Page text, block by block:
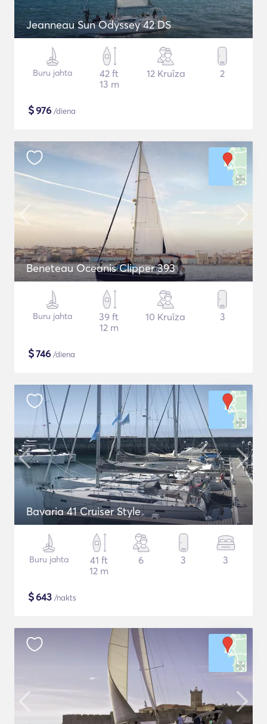
Jeanneau Sun Odyssey 42 DS
Buru jahta
42 ft
13 m
12 Kruīza 2
$976 /diena
Beneteau Oceanis Clipper 393
Buru jahta
39 ft
12 m
10 Kruīza 3
$746 /diena
Bavaria 41 Cruiser Style
Buru jahta
41 ft
12 m
6 3 3
$643 /nakts